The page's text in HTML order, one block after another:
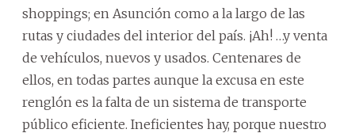
shoppings; en Asunción como a la largo de las
rutas y ciudades del interior del país. ¡Ah! …y venta
de vehículos, nuevos y usados. Centenares de
ellos, en todas partes aunque la excusa en este
renglón es la falta de un sistema de transporte
público eficiente. Ineficientes hay, porque nuestro